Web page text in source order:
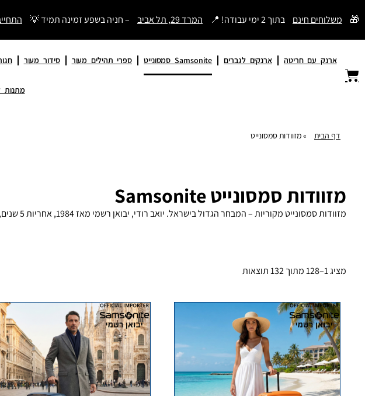
דילוג
🎁 משלוחים חינם בתוך 2 ימי עבודה! 📍 המרד 29, תל אביב – חניה בשפע זמינה תמיד 💡
ארנק עם חריטה ארנקים לגברים Samsonite סמסונייט ספרי תהילים מעור סידור מעור
מתנות
דף הבית »מזוודות סמסונייט
מזוודות סמסונייט Samsonite
מזוודות סמסונייט מקוריות – המבחר הגדול בישראל. יואב רודי, יבואן רשמי מאז 1984, אחריות 5 שנים, משלוח חינם תוך יומיים. התחייבות למחיר הטוב בארץ.
מציג 1–128 מתוך 132 תוצאות